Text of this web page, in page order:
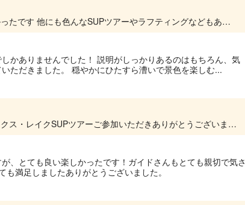
色んな楽しさを体験してもらえて良かったです 他にも色んなSUPツアーやラフティングなどもあるのでまた遊びにきてください スタッフ一同お待ちしております
かありませんでした！ 説明がしっかりあるのはもちろん、気
ただきました。 穏やかにひたすら漕いで景色を楽しむ...
この度は、グランデックス玉淀アネックス・レイクSUPツアーご参加いただきありがとうございました。 ツアー通して『大満足』と感じていただけたこと、スタッフ一同大変嬉しく思っております。...
、とても良い楽しかったです！ガイドさんもとても親切で気さ
満足しましたありがとうございました。